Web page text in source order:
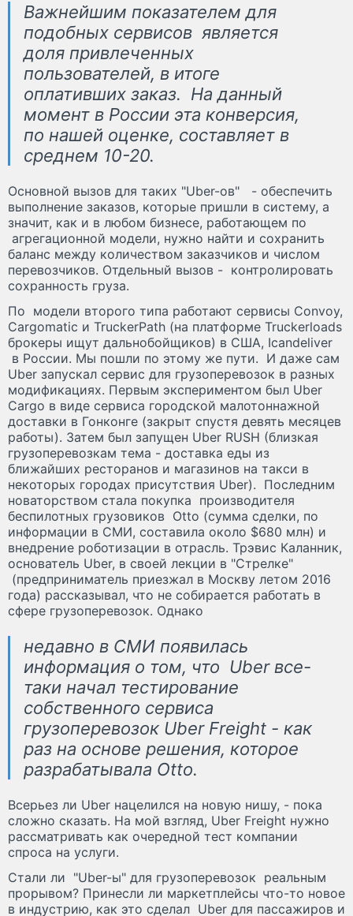
Важнейшим показателем для
подобных сервисов является
доля привлеченных
пользователей, в итоге
оплативших заказ. На данный
момент в России эта конверсия,
по нашей оценке, составляет в
среднем 10-20.
Основной вызов для таких "Uber-ов" - обеспечить
выполнение заказов, которые пришли в систему, а
значит, как и в любом бизнесе, работающем по
агрегационной модели, нужно найти и сохранить
баланс между количеством заказчиков и числом
перевозчиков. Отдельный вызов - контролировать
сохранность груза.
По модели второго типа работают сервисы Convoy,
Cargomatic и TruckerPath (на платформе Truckerloads
брокеры ищут дальнобойщиков) в США, Icandeliver
в России. Мы пошли по этому же пути. И даже сам
Uber запускал сервис для грузоперевозок в разных
модификациях. Первым экспериментом был Uber
Cargo в виде сервиса городской малотоннажной
доставки в Гонконге (закрыт спустя девять месяцев
работы). Затем был запущен Uber RUSH (близкая
грузоперевозкам тема - доставка еды из
ближайших ресторанов и магазинов на такси в
некоторых городах присутствия Uber). Последним
новаторством стала покупка производителя
беспилотных грузовиков Otto (сумма сделки, по
информации в СМИ, составила около $680 млн) и
внедрение роботизации в отрасль. Трэвис Каланник,
основатель Uber, в своей лекции в "Стрелке"
(предприниматель приезжал в Москву летом 2016
года) рассказывал, что не собирается работать в
сфере грузоперевозок. Однако
недавно в СМИ появилась
информация о том, что Uber все-
таки начал тестирование
собственного сервиса
грузоперевозок Uber Freight - как
раз на основе решения, которое
разрабатывала Otto.
Всерьез ли Uber нацелился на новую нишу, - пока
сложно сказать. На мой взгляд, Uber Freight нужно
рассматривать как очередной тест компании
спроса на услуги.
Cтали ли "Uber-ы" для грузоперевозок реальным
прорывом? Принесли ли маркетплейсы что-то новое
в индустрию, как это сделал Uber для пассажиров и